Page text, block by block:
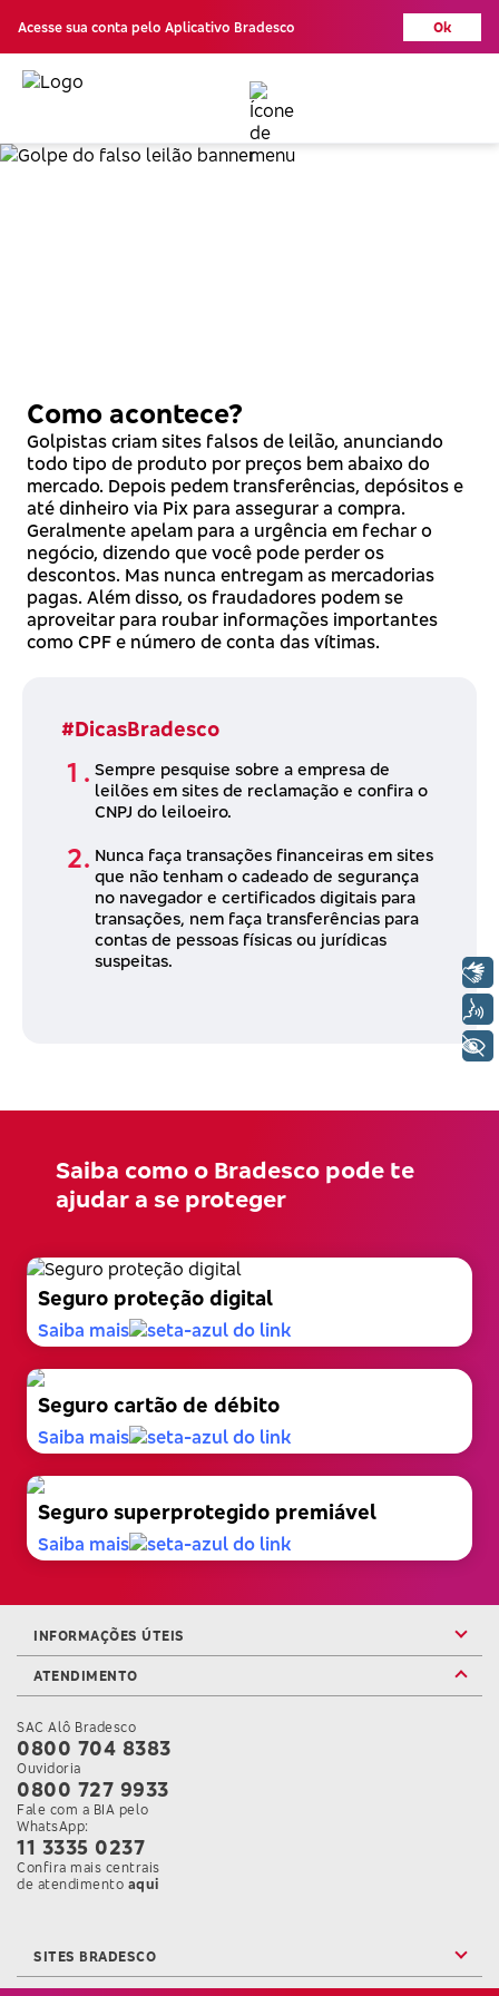
Acesse sua conta pelo Aplicativo Bradesco Ok
Como acontece?
Golpistas criam sites falsos de leilão, anunciando
todo tipo de produto por preços bem abaixo do
mercado. Depois pedem transferências, depósitos e
até dinheiro via Pix para assegurar a compra.
Geralmente apelam para a urgência em fechar o
negócio, dizendo que você pode perder os
descontos. Mas nunca entregam as mercadorias
pagas. Além disso, os fraudadores podem se
aproveitar para roubar informações importantes
como CPF e número de conta das vítimas.
#DicasBradesco
Sempre pesquise sobre a empresa de
leilões em sites de reclamação e confira o
CNPJ do leiloeiro.
Nunca faça transações financeiras em sites
que não tenham o cadeado de segurança
no navegador e certificados digitais para
transações, nem faça transferências para
contas de pessoas físicas ou jurídicas
suspeitas.
Saiba como o Bradesco pode te
ajudar a se proteger
Seguro proteção digital
Saiba mais
Seguro cartão de débito
Saiba mais
Seguro superprotegido premiável
Saiba mais
INFORMAÇÕES ÚTEIS
ATENDIMENTO
SAC Alô Bradesco
0800 704 8383
Ouvidoria
0800 727 9933
Fale com a BIA pelo
WhatsApp:
11 3335 0237
Confira mais centrais
de atendimento Confira mais informações sobre as Centrais de
aqui
SITES BRADESCO